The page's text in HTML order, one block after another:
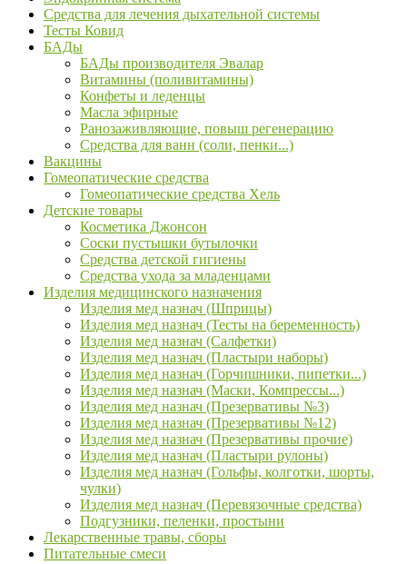
Средства для лечения дыхательной системы
Тесты Ковид
БАДы
БАДы производителя Эвалар
Витамины (поливитамины)
Конфеты и леденцы
Масла эфирные
Ранозаживляющие, повыш регенерацию
Средства для ванн (соли, пенки...)
Вакцины
Гомеопатические средства
Гомеопатические средства Хель
Детские товары
Косметика Джонсон
Соски пустышки бутылочки
Средства детской гигиены
Средства ухода за младенцами
Изделия медицинского назначения
Изделия мед назнач (Шприцы)
Изделия мед назнач (Тесты на беременность)
Изделия мед назнач (Салфетки)
Изделия мед назнач (Пластыри наборы)
Изделия мед назнач (Горчишники, пипетки...)
Изделия мед назнач (Маски, Компрессы...)
Изделия мед назнач (Презервативы №3)
Изделия мед назнач (Презервативы №12)
Изделия мед назнач (Презервативы прочие)
Изделия мед назнач (Пластыри рулоны)
Изделия мед назнач (Гольфы, колготки, шорты,
чулки)
Изделия мед назнач (Перевязочные средства)
Подгузники, пеленки, простыни
Лекарственные травы, сборы
Питательные смеси